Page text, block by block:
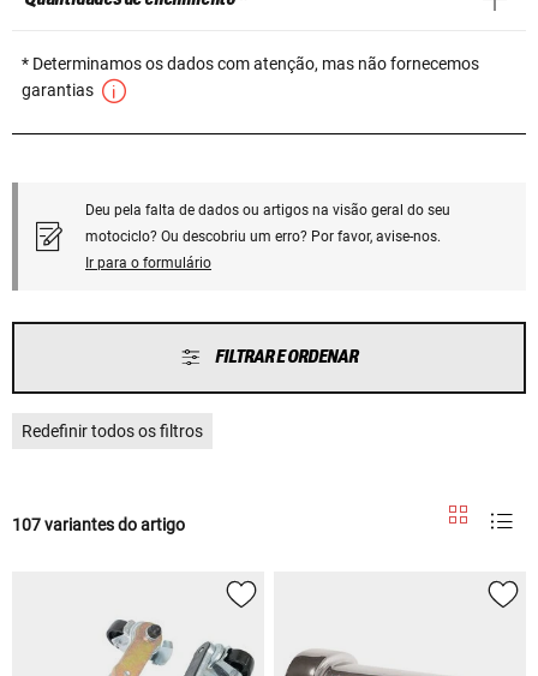
* Determinamos os dados com atenção, mas não fornecemos
garantias
Deu pela falta de dados ou artigos na visão geral do seu
motociclo? Ou descobriu um erro? Por favor, avise-nos.
Ir para o formulário
FILTRAR E ORDENAR
Redefinir todos os filtros
107 variantes do artigo